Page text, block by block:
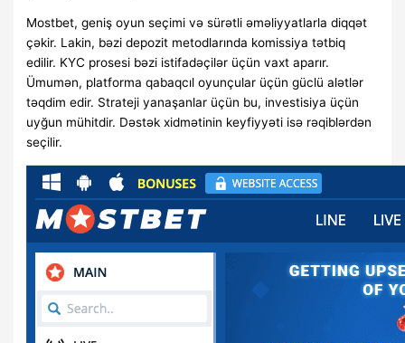
Mostbet, geniş oyun seçimi və sürətli əməliyyatlarla diqqət
çəkir. Lakin, bəzi depozit metodlarında komissiya tətbiq
edilir. KYC prosesi bəzi istifadəçilər üçün vaxt aparır.
Ümumən, platforma qabaqcıl oyunçular üçün güclü alətlər
təqdim edir. Strateji yanaşanlar üçün bu, investisiya üçün
uyğun mühitdir. Dəstək xidmətinin keyfiyyəti isə rəqiblərdən
seçilir.